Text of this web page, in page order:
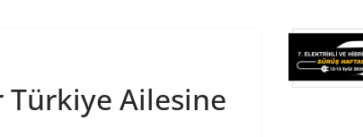
Ailesine